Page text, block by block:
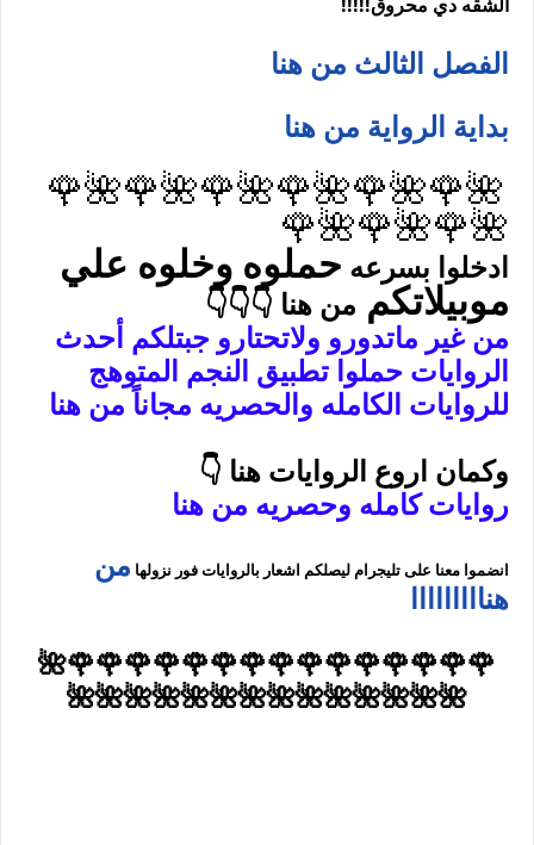
الفصل الثالث من هنا
بداية الرواية من هنا
🌺🌹🌺🌹🌺🌹🌺🌹🌺🌹🌺🌹
🌺🌹🌺🌹🌺🌹
ادخلوا بسرعه حملوه وخلوه علي
موبيلاتكم من هنا 👇👇👇
من غير ماتدورو ولاتحتارو جبتلكم أحدث
الروايات حملوا تطبيق النجم المتوهج
للروايات الكامله والحصريه مجاناً من هنا
وكمان اروع الروايات هنا 👇
روايات كامله وحصريه من هنا
انضموا معنا على تليجرام ليصلكم اشعار بالروايات فور نزولها من
هنااااااااا
🌹🌹🌹🌹🌹🌹🌹🌹🌹🌹🌹🌹🌹🌹🌹🌺
🌺🌺🌺🌺🌺🌺🌺🌺🌺🌺🌺🌺🌺🌺